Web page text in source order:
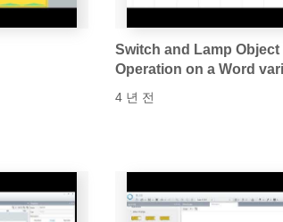
Switch and Lamp Object
Operation on a Word
4 년 전